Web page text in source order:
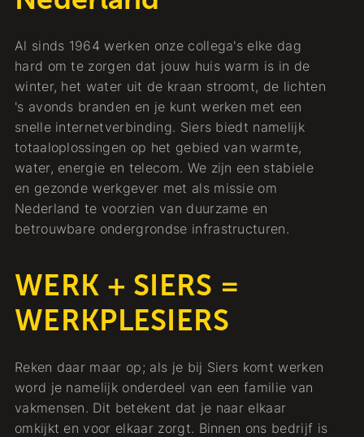
Al sinds 1964 werken onze collega's elke dag
hard om te zorgen dat jouw huis warm is in de
winter, het water uit de kraan stroomt, de lichten
's avonds branden en je kunt werken met een
snelle internetverbinding. Siers biedt namelijk
totaaloplossingen op het gebied van warmte,
water, energie en telecom. We zijn een stabiele
en gezonde werkgever met als missie om
Nederland te voorzien van duurzame en
betrouwbare ondergrondse infrastructuren.
WERK + SIERS =
WERKPLESIERS
Reken daar maar op; als je bij Siers komt werken
word je namelijk onderdeel van een familie van
vakmensen. Dit betekent dat je naar elkaar
omkijkt en voor elkaar zorgt. Binnen ons bedrijf is